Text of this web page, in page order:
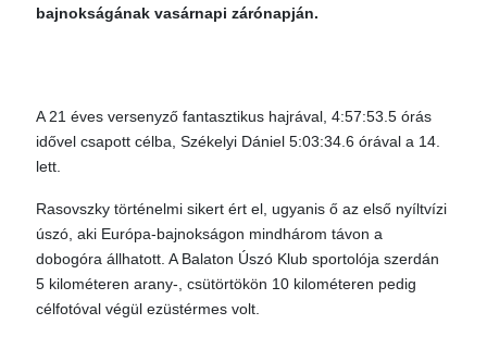
bajnokságának vasárnapi zárónapján.
A 21 éves versenyző fantasztikus hajrával, 4:57:53.5 órás
idővel csapott célba, Székelyi Dániel 5:03:34.6 órával a 14.
lett.
Rasovszky történelmi sikert ért el, ugyanis ő az első nyíltvízi
úszó, aki Európa-bajnokságon mindhárom távon a
dobogóra állhatott. A Balaton Úszó Klub sportolója szerdán
5 kilométeren arany-, csütörtökön 10 kilométeren pedig
célfotóval végül ezüstérmes volt.